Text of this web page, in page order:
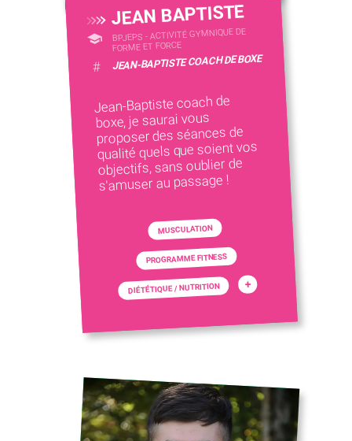
JEAN BAPTISTE
BPJEPS - ACTIVITÉ GYMNIQUE DE
FORME ET FORCE
# JEAN-BAPTISTE COACH DE BOXE
Jean-Baptiste coach de
boxe, je saurai vous
proposer des séances de
qualité quels que soient vos
objectifs, sans oublier de
s'amuser au passage !
MUSCULATION
PROGRAMME FITNESS
DIÉTÉTIQUE / NUTRITION +